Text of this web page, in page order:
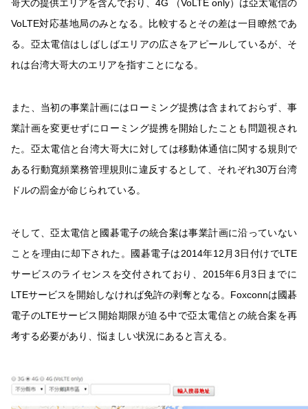
哥大の提供エリアを含んでおり、4G （VoLTE only）は亞太電信の
VoLTE対応基地局のみとなる。比較するとその差は一目瞭然であ
る。亞太電信はしばしばエリアの広さをアピールしているが、そ
れは台湾大哥大のエリアを指すことになる。
また、当初の事業計画にはローミング提携は含まれておらず、事
業計画を変更せずにローミング提携を開始したことも問題視され
た。亞太電信と台湾大哥大に対しては移動体通信に関する規則で
ある行動寬頻業務管理規則に違反するとして、それぞれ30万台湾
ドルの罰金が命じられている。
そして、亞太電信と國碁電子の統合案は事業計画に沿っていない
ことを理由に却下された。國碁電子は2014年12月3日付けでLTE
サービスのライセンスを交付されており、2015年6月3日までに
LTEサービスを開始しなければ免許の剥奪となる。Foxconnは國碁
電子のLTEサービス開始期限が迫る中で亞太電信との統合案を再
考する必要があり、悩ましい状況にあると言える。